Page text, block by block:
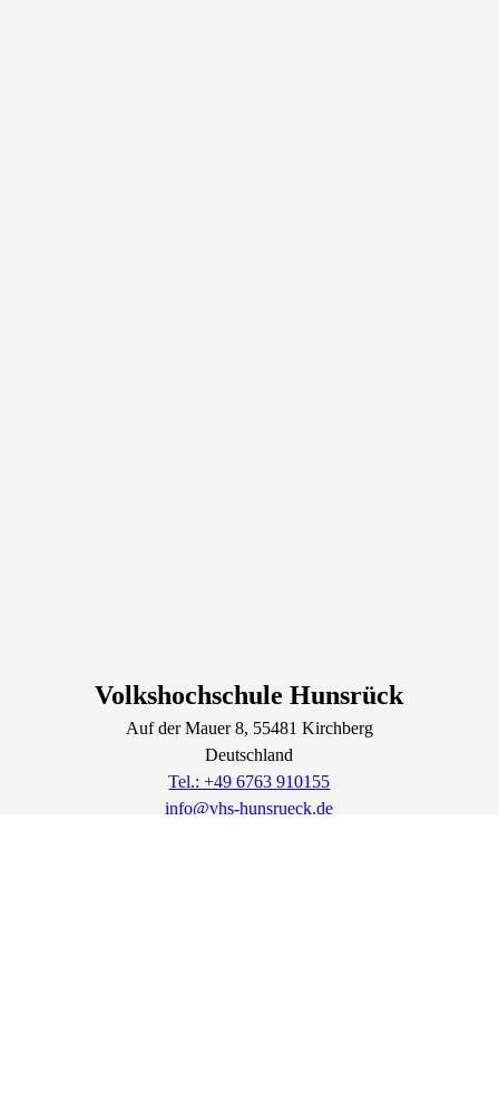
Volkshochschule Hunsrück
Auf der Mauer8, 55481 Kirchberg
Deutschland
Tel.: +49 6763 910155
info@vhs-hunsrueck.de